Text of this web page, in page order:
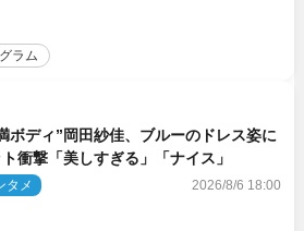
ラム
ボディ”岡田紗佳、ブルーのドレス姿に
衝撃「美しすぎる」「ナイス」
タメ 2026/8/6 18:00